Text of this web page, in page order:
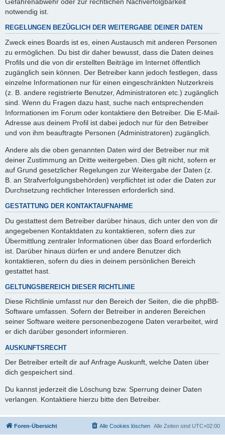
notwendig ist.
REGELUNGEN BEZÜGLICH DER WEITERGABE DEINER DATEN
Zweck eines Boards ist es, einen Austausch mit anderen Personen
zu ermöglichen. Du bist dir daher bewusst, dass die Daten deines
Profils und die von dir erstellten Beiträge im Internet öffentlich
zugänglich sein können. Der Betreiber kann jedoch festlegen, dass
einzelne Informationen nur für einen eingeschränkten Nutzerkreis
(z. B. andere registrierte Benutzer, Administratoren etc.) zugänglich
sind. Wenn du Fragen dazu hast, suche nach entsprechenden
Informationen im Forum oder kontaktiere den Betreiber. Die E-Mail-
Adresse aus deinem Profil ist dabei jedoch nur für den Betreiber
und von ihm beauftragte Personen (Administratoren) zugänglich.
Andere als die oben genannten Daten wird der Betreiber nur mit
deiner Zustimmung an Dritte weitergeben. Dies gilt nicht, sofern er
auf Grund gesetzlicher Regelungen zur Weitergabe der Daten (z.
B. an Strafverfolgungsbehörden) verpflichtet ist oder die Daten zur
Durchsetzung rechtlicher Interessen erforderlich sind.
GESTATTUNG DER KONTAKTAUFNAHME
Du gestattest dem Betreiber darüber hinaus, dich unter den von dir
angegebenen Kontaktdaten zu kontaktieren, sofern dies zur
Übermittlung zentraler Informationen über das Board erforderlich
ist. Darüber hinaus dürfen er und andere Benutzer dich
kontaktieren, sofern du dies in deinem persönlichen Bereich
gestattet hast.
GELTUNGSBEREICH DIESER RICHTLINIE
Diese Richtlinie umfasst nur den Bereich der Seiten, die die phpBB-
Software umfassen. Sofern der Betreiber in anderen Bereichen
seiner Software weitere personenbezogene Daten verarbeitet, wird
er dich darüber gesondert informieren.
AUSKUNFTSRECHT
Der Betreiber erteilt dir auf Anfrage Auskunft, welche Daten über
dich gespeichert sind.
Du kannst jederzeit die Löschung bzw. Sperrung deiner Daten
verlangen. Kontaktiere hierzu bitte den Betreiber.
Foren-Übersicht Alle Zeiten sind UTC+02:00
Alle Cookies löschen